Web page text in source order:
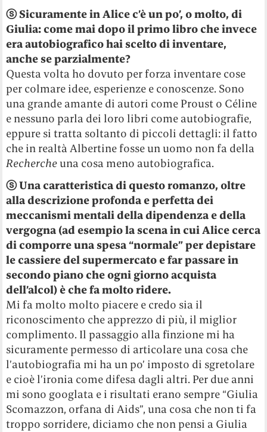
ⓢSicuramente in Alice c’è un po’, o molto, di
Giulia: come mai dopo il primo libro che invece
era autobiografico hai scelto di inventare,
anche se parzialmente?
Questa volta ho dovuto per forza inventare cose
per colmare idee, esperienze e conoscenze. Sono
una grande amante di autori come Proust o Céline
e nessuno parla dei loro libri come autobiografie,
eppure si tratta soltanto di piccoli dettagli: il fatto
che in realtà Albertine fosse un uomo non fa della
Rechercheuna cosa meno autobiografica.
ⓢUna caratteristica di questo romanzo, oltre
alla descrizione profonda e perfetta dei
meccanismi mentali della dipendenza e della
vergogna (ad esempio la scena in cui Alice cerca
di comporre una spesa “normale” per depistare
le cassiere del supermercato e far passare in
secondo piano che ogni giorno acquista
dell’alcol) è che fa molto ridere.
Mi fa molto molto piacere e credo sia il
riconoscimento che apprezzo di più, il miglior
complimento. Il passaggio alla finzione mi ha
sicuramente permesso di articolare una cosa che
l’autobiografia mi ha un po’ imposto di sgretolare
e cioè l’ironia come difesa dagli altri. Per due anni
mi sono googlata e i risultati erano sempre “Giulia
Scomazzon, orfana di Aids”, una cosa che non ti fa
troppo sorridere, diciamo che non pensi a Giulia